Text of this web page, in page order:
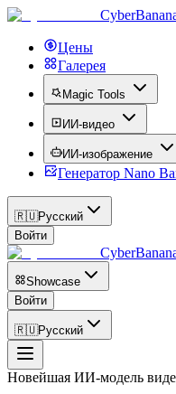
Цены
Галерея
Magic Tools
ИИ-видео
ИИ-изображение
Генератор Nano
🇷🇺Русский
Войти
Showcase
Войти
🇷🇺Русский
Новейшая ИИ-модель